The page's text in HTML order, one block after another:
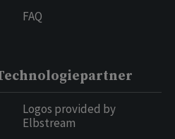
FAQ
Logos provided by
Elbstream